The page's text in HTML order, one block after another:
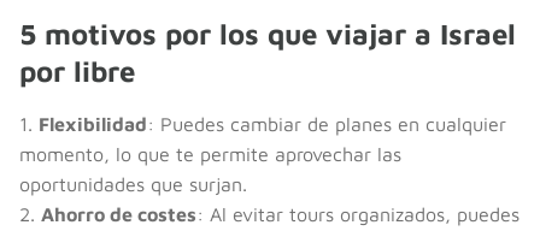
5 motivos por los que viajar a Israel
por libre
1. Flexibilidad: Puedes cambiar de planes en cualquier
momento, lo que te permite aprovechar las
oportunidades que surjan.
2. Ahorro de costes: Al evitar tours organizados, puedes